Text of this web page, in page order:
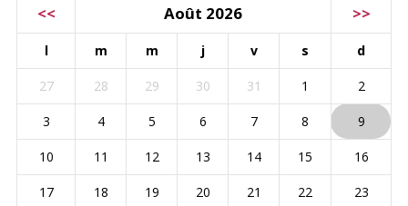
<< Août 2026 >>
l m m j v s d
27 28 29 30 31 1 2
3 4 5 6 7 8 9
10 11 12 13 14 15 16
17 18 19 20 21 22 23